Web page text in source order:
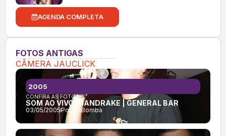
AGENDA COMPLETA
FOTOS ANTIGAS
CÂMERA JAUCLICK
CONFIRA AS FOTOS:
SOM AO VIVO: MANDRAKE | GENERAL BAR
03/05/2005Por: LaBomba
2005